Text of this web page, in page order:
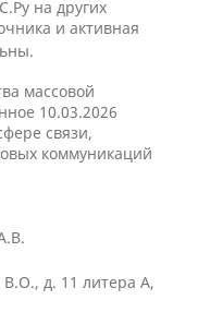
на других
и активная
массовой
10.03.2026
связи,
коммуникаций
В.О., д. 11 литера А,